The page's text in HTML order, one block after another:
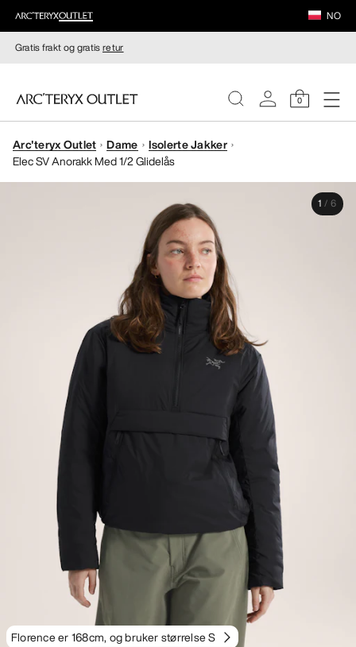
NO
Gratis frakt og gratisretur
0
DAMER
Arc'teryx Outlet Dame
Isolerte Jakker
Elec SV Anorakk Med 1/2 Glidelås
Florence er 168cm, og bruker størrelse S
1 / 6